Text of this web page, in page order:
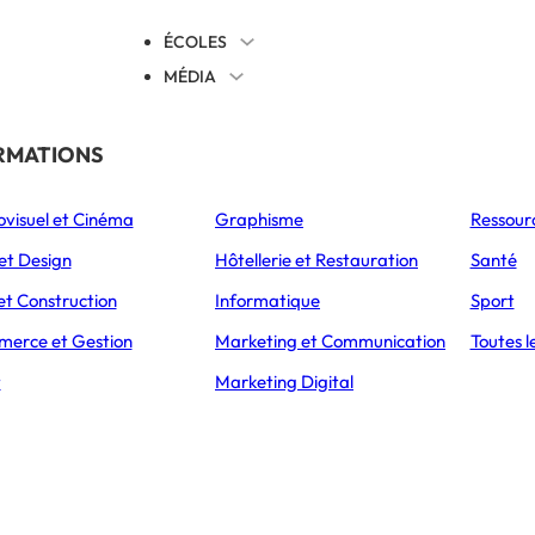
ÉCOLES
MÉDIA
Éducation
L’Express Éducation
Bachelors
Masters
et Cinéma
Design
Construction
et Gestion
Graphisme
Hôtellerie et Restauration
Informatique
Marketing et Communication
Marketing Digital
Santé
Sport
Toutes
ARTICLES PRÉPA ECT :